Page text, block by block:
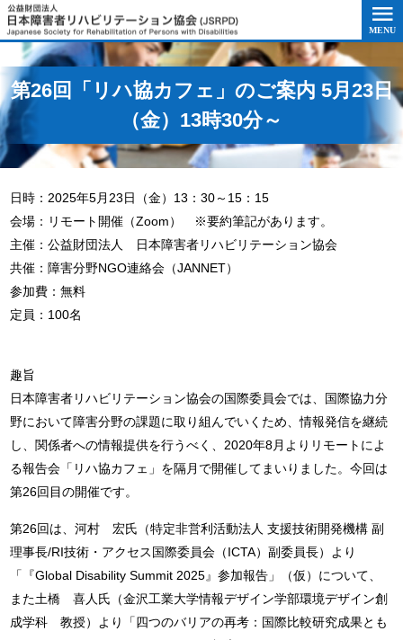
このページの本文へ移動
第26回「リハ協カフェ」のご案内 5月23日
（金）13時30分～
日時：2025年5月23日（金）13：30～15：15
会場：リモート開催（Zoom） ※要約筆記があります。
主催：公益財団法人 日本障害者リハビリテーション協会
共催：障害分野NGO連絡会（JANNET）
参加費：無料
定員：100名
趣旨
日本障害者リハビリテーション協会の国際委員会では、国際協力分
野において障害分野の課題に取り組んでいくため、情報発信を継続
し、関係者への情報提供を行うべく、2020年8月よりリモートによ
る報告会「リハ協カフェ」を隔月で開催してまいりました。今回は
第26回目の開催です。
第26回は、河村 宏氏（特定非営利活動法人 支援技術開発機構 副
理事長/RI技術・アクセス国際委員会（ICTA）副委員長）より
「『Global Disability Summit 2025』参加報告」（仮）について、
また土橋 喜人氏（金沢工業大学情報デザイン学部環境デザイン創
成学科 教授）より「四つのバリアの再考：国際比較研究成果とも